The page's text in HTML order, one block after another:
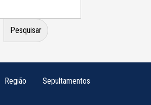
Região Sepultamentos